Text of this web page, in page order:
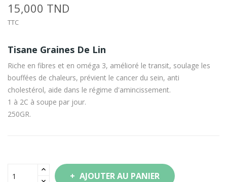
15,000 TND
TTC
Tisane Graines De Lin
Riche en fibres et en oméga 3, amélioré le transit, soulage les
bouffées de chaleurs, prévient le cancer du sein, anti
cholestérol, aide dans le régime d'amincissement.
1 à 2C à soupe par jour.
250GR.
AJOUTER AU PANIER